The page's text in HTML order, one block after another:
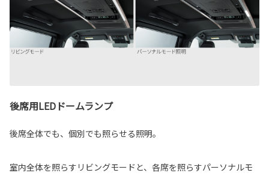
後席用LEDドームランプ
後席全体でも、個別でも照らせる照明。
室内全体を照らすリビングモードと、各席を照らすパーソナルモ